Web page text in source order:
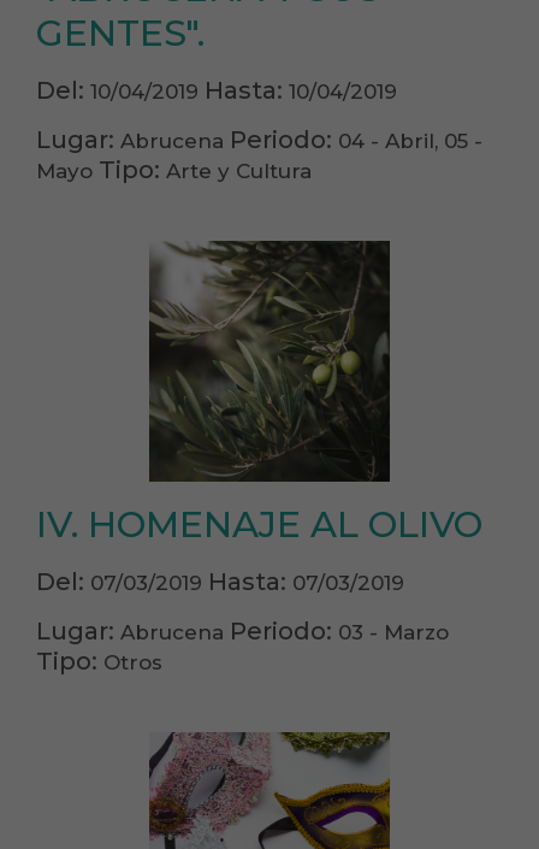
GENTES".
Del: 10/04/2019 Hasta: 10/04/2019
Lugar: Abrucena Periodo: 04 - Abril, 05 -
Mayo Tipo: Arte y Cultura
IV. HOMENAJE AL OLIVO
Del: 07/03/2019 Hasta: 07/03/2019
Lugar: Abrucena Periodo: 03 - Marzo
Tipo: Otros